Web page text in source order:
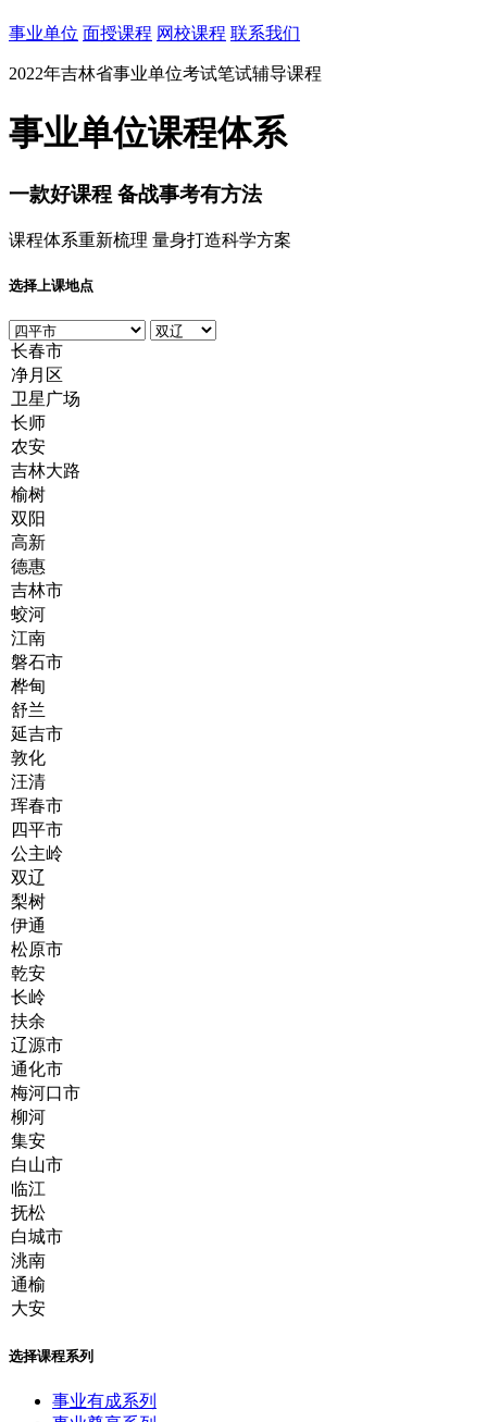
事业单位 面授课程 网校课程 联系我们
2022年吉林省事业单位考试笔试辅导课程
事业单位课程体系
一款好课程 备战事考有方法
课程体系重新梳理 量身打造科学方案
选择上课地点
选择课程系列
事业有成系列